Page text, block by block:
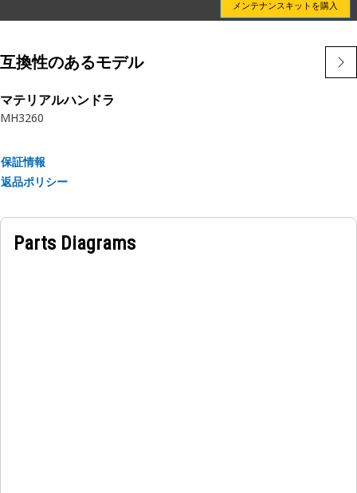
メンテナンスキットを購入
互換性のあるモデル
マテリアルハンドラ
MH3260
保証情報
返品ポリシー
Parts Diagrams